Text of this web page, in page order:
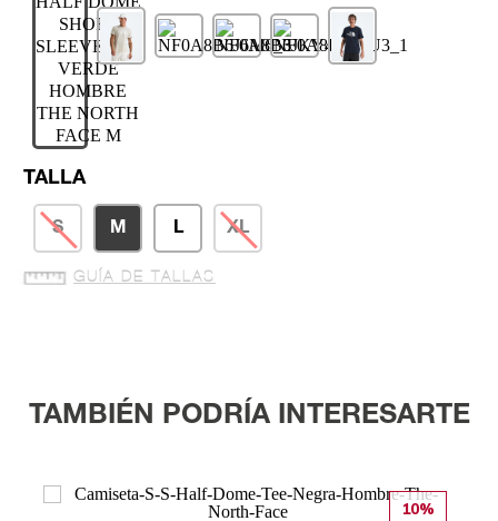
TALLA
S M L XL
GUÍA DE TALLAS
TAMBIÉN PODRÍA INTERESARTE
10%